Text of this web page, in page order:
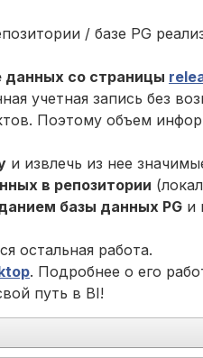
/ базе PG
данных со страницы
учетная запись без
Поэтому объем
и извлечь из нее
в репозитории
базы данных PG и
остальная работа.
. Подробнее о его
путь в BI!